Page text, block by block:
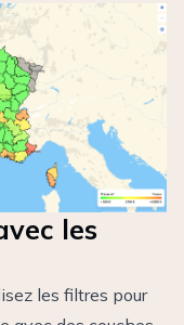
les
les filtres pour